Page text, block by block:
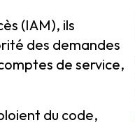
(IAM), ils
des demandes
de service,
du code,